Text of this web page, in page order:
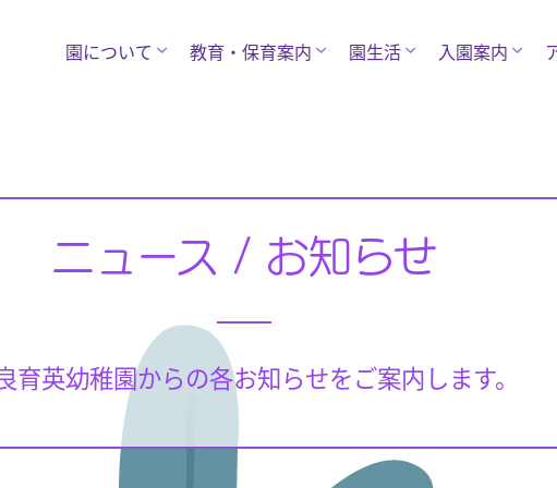
園について 教育・保育案内 園生活 入園案内
ニュース / お知らせ
育英幼稚園からの各お知らせをご案内します。